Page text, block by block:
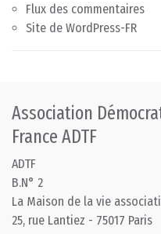
Flux des commentaires
Site de WordPress-FR
Association
France ADTF
ADTF
B.N° 2
La Maison de la vie
25, rue Lantiez - 75017 Paris